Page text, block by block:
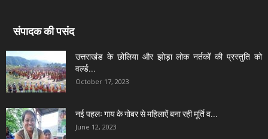
संपादक की पसंद
उत्तराखंड के छोलिया और झोड़ा लोक नर्तकों की प्रस्तुति को
वर्ल्ड...
October 17, 2023
नई पहलः गाय के गोबर से महिलाऐं बना रही मूर्ति व...
June 12, 2023